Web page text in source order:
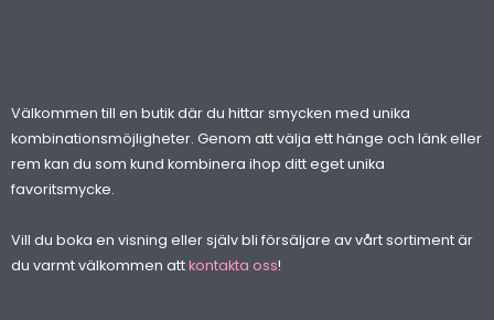
Välkommen till en butik där du hittar smycken med unika
kombinationsmöjligheter. Genom att välja ett hänge och länk eller
rem kan du som kund kombinera ihop ditt eget unika
favoritsmycke.
Vill du boka en visning eller själv bli försäljare av vårt sortiment är
du varmt välkommen attkontakta oss!